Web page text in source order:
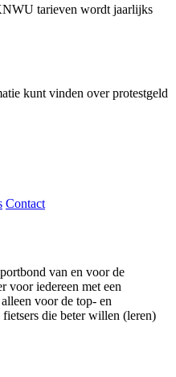
tarieven wordt jaarlijks
kunt vinden over protestgeld
Contact
van en voor de
voor iedereen met een
voor de top- en
die beter willen (leren)